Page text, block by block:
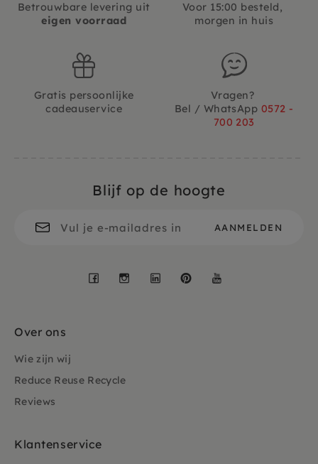
Betrouwbare levering uit
eigen voorraad
Voor 15:00 besteld,
morgen in huis
Gratis persoonlijke
cadeauservice
Vragen?
Bel / WhatsApp 0572 -
700 203
Blijf op de hoogte
Facebook
Instagram
LinkedInPinterest
Over ons
Wie zijn wij
Reduce Reuse Recycle
Reviews
Klantenservice